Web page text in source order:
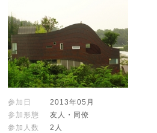
参加日
2013年05月
参加形態
友人・同僚
参加人数
2人